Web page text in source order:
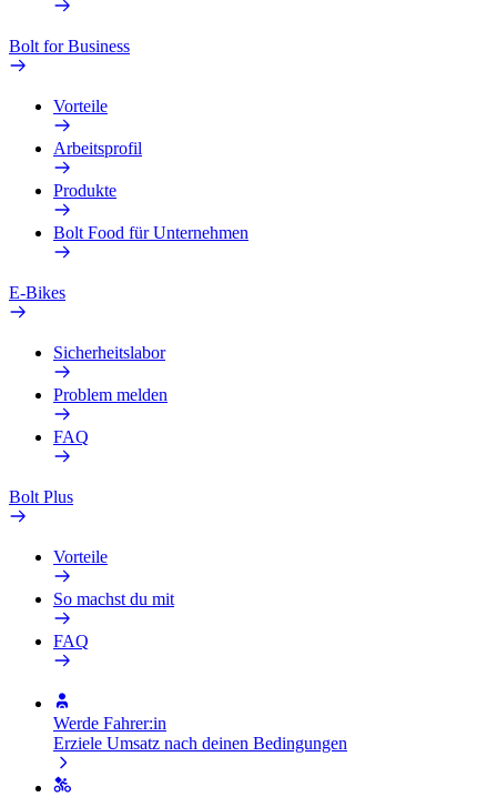
Bolt for Business
Vorteile
Arbeitsprofil
Produkte
Bolt Food für Unternehmen
E-Bikes
Sicherheitslabor
Problem melden
FAQ
Bolt Plus
Vorteile
So machst du mit
FAQ
Werde Fahrer:in
Erziele Umsatz nach deinen Bedingungen